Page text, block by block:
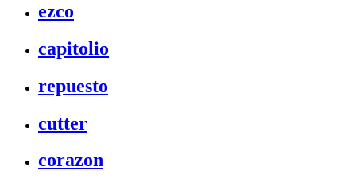
ezco
capitolio
repuesto
cutter
corazon